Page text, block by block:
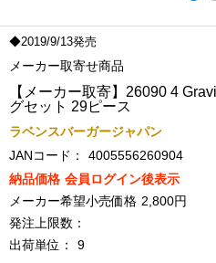
◆2019/9/13発売
メーカー取寄せ商品
【メーカー取寄】26090 4
グセット 29ピース
ラベンスバーガージャパン
JANコード：
4005556260904
納品価格 会員ログイン後表示
メーカー希望小売価格 2,800円
発注上限数：
出荷単位：
9